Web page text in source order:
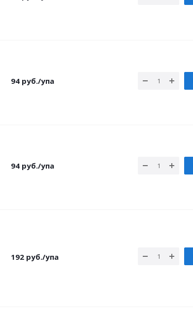
94 руб./упа
94 руб./упа
192 руб./упа